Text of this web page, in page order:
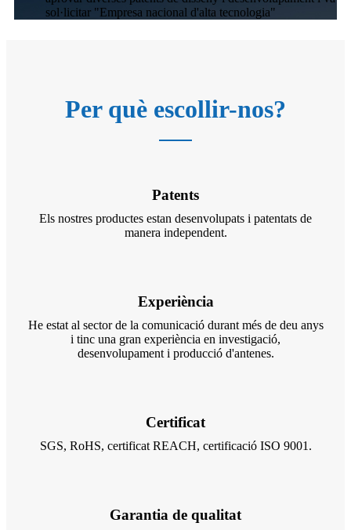
sol·licitar "Empresa nacional d'alta tecnologia"
Per què escollir-nos?
Patents
Els nostres productes estan desenvolupats i patentats de
manera independent.
Experiència
He estat al sector de la comunicació durant més de deu anys
i tinc una gran experiència en investigació,
desenvolupament i producció d'antenes.
Certificat
SGS, RoHS, certificat REACH, certificació ISO 9001.
Garantia de qualitat